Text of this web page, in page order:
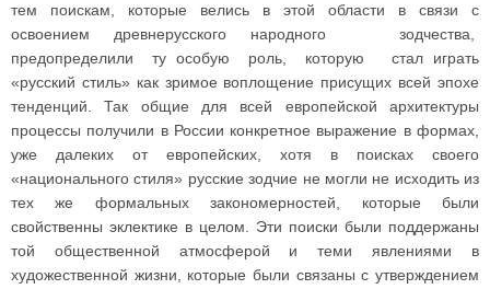
тем поискам, которые велись в этой области в связи с
освоением древнерусского народного зодчества,
предопределили ту особую роль, которую стал играть
«русский стиль» как зримое воплощение присущих всей эпохе
тенденций. Так общие для всей европейской архитектуры
процессы получили в России конкретное выражение в формах,
уже далеких от европейских, хотя в поисках своего
«национального стиля» русские зодчие не могли не исходить из
тех же формальных закономерностей, которые были
свойственны эклектике в целом. Эти поиски были поддержаны
той общественной атмосферой и теми явлениями в
художественной жизни, которые были связаны с утверждением